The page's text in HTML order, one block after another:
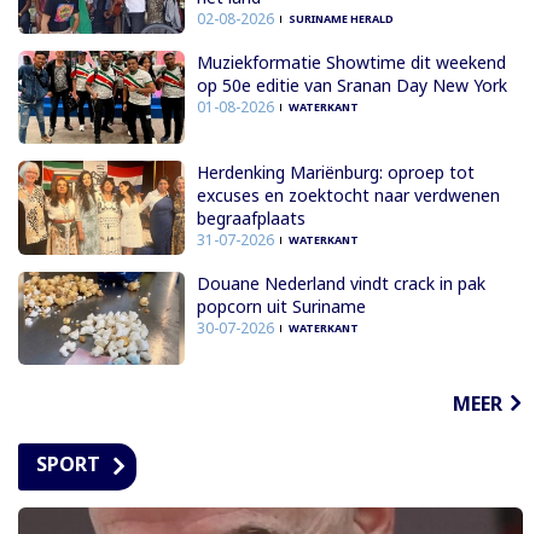
02-08-2026 SURINAME HERALD
Muziekformatie Showtime dit weekend
op 50e editie van Sranan Day New York
01-08-2026 WATERKANT
Herdenking Mariënburg: oproep tot
excuses en zoektocht naar verdwenen
begraafplaats
31-07-2026 WATERKANT
Douane Nederland vindt crack in pak
popcorn uit Suriname
30-07-2026 WATERKANT
MEER
SPORT